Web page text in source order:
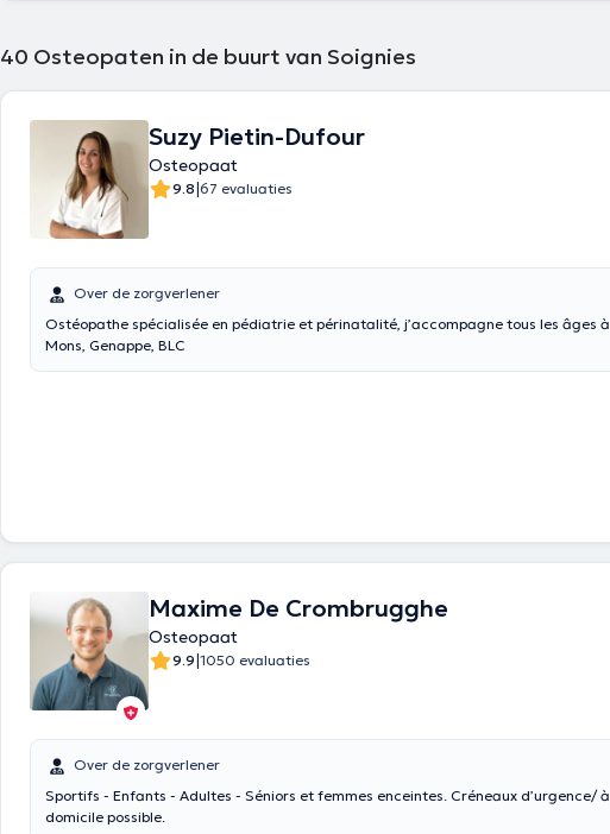
40 Osteopaten in de buurt van Soignies
Suzy Pietin-Dufour
Osteopaat
9.8|67 evaluaties
Over de zorgverlener
Ostéopathe spécialisée en pédiatrie et périnatalité, j’accompagne tous les âges à
Mons, Genappe, BLC
Maxime De Crombrugghe
Osteopaat
9.9|1050 evaluaties
Over de zorgverlener
Sportifs - Enfants - Adultes - Séniors et femmes enceintes. Créneaux d’urgence/ à
domicile possible.